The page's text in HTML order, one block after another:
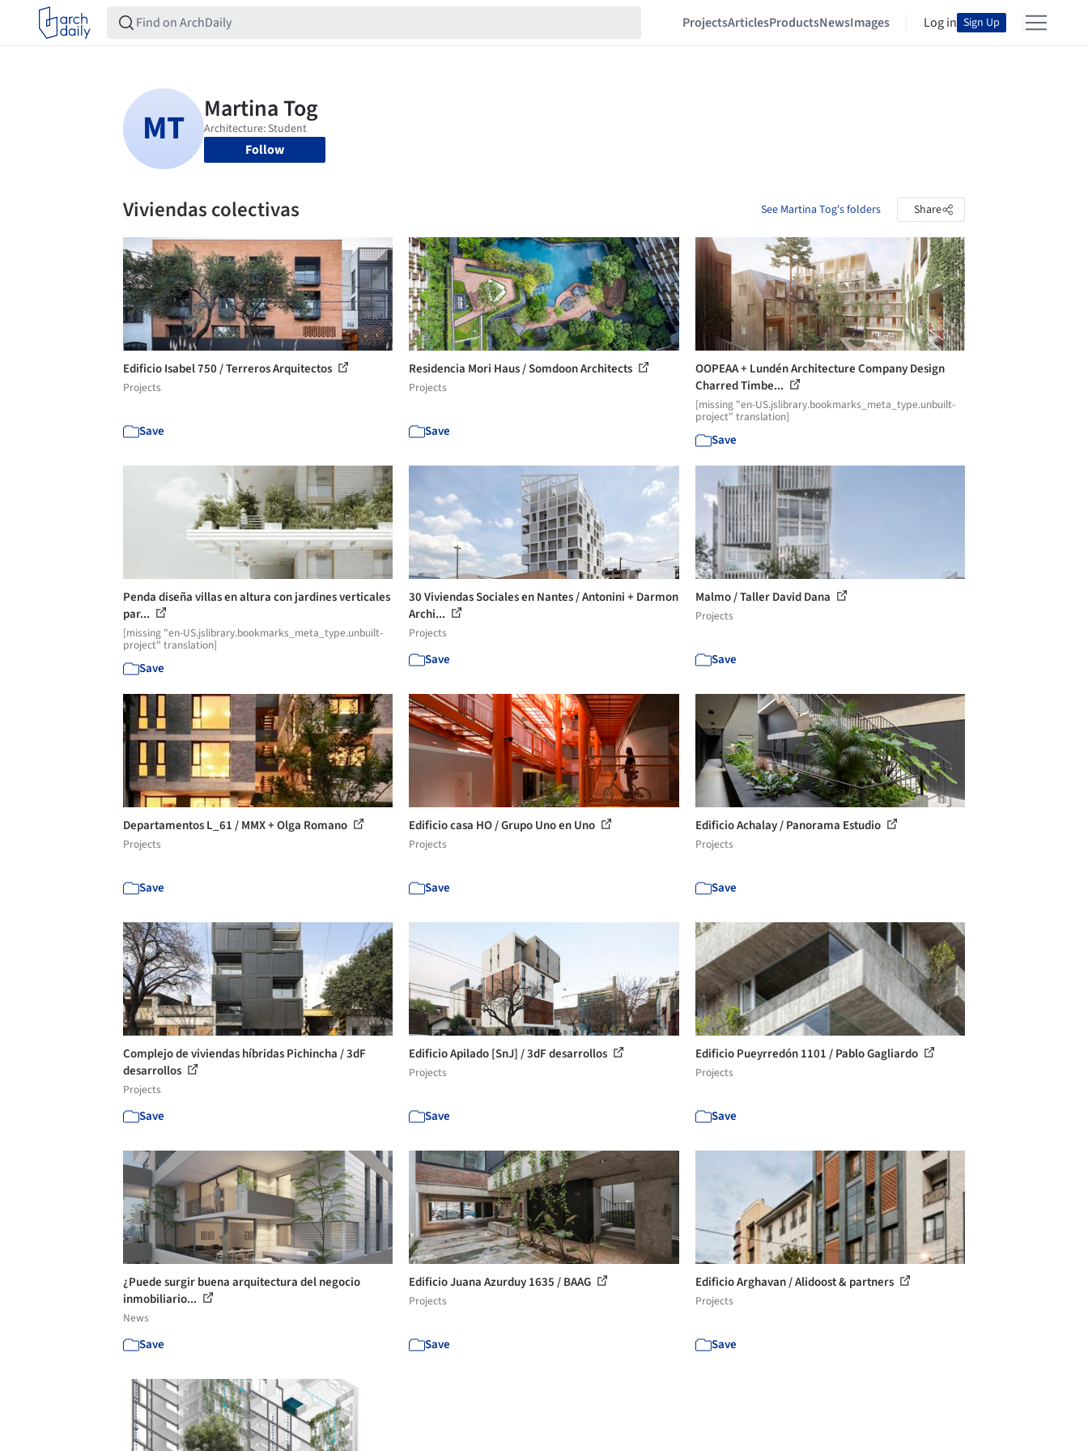
ProjectsArticlesProductsNewsImages Log in Sign Up
Follow
Viviendas colectivas See Martina Tog's folders Share
Edificio Isabel 750 / Terreros Arquitectos
Projects
Save
Residencia Mori Haus / Somdoon Architects
Projects
Save
OOPEAA + Lundén Architecture Company Design
Charred Timbe...
[missing "en-US.jslibrary.bookmarks_meta_type.unbuilt-
project" translation]
Save
Penda diseña villas en altura con jardines verticales
par...
[missing "en-US.jslibrary.bookmarks_meta_type.unbuilt-
project" translation]
Save
30 Viviendas Sociales en Nantes / Antonini + Darmon
Archi...
Projects
Save
Malmo / Taller David Dana
Projects
Save
Departamentos L_61 / MMX + Olga Romano
Projects
Save
Edificio casa HO / Grupo Uno en Uno
Projects
Save
Edificio Achalay / Panorama Estudio
Projects
Save
Complejo de viviendas híbridas Pichincha / 3dF
desarrollos
Projects
Save
Edificio Apilado [SnJ] / 3dF desarrollos
Projects
Save
Edificio Pueyrredón 1101 / Pablo Gagliardo
Projects
Save
¿Puede surgir buena arquitectura del negocio
inmobiliario...
News
Save
Edificio Juana Azurduy 1635 / BAAG
Projects
Save
Edificio Arghavan / Alidoost & partners
Projects
Save